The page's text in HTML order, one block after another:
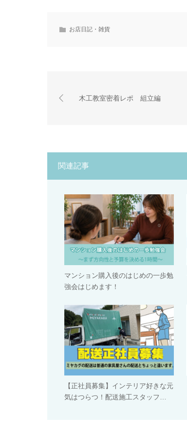
お店日記・雑貨
木工教室密着レポ 組立編
関連記事
マンション購入後のはじめの一歩勉
強会はじめます！
【正社員募集】インテリア好きな元
気はつらつ！配送施工スタッフ…